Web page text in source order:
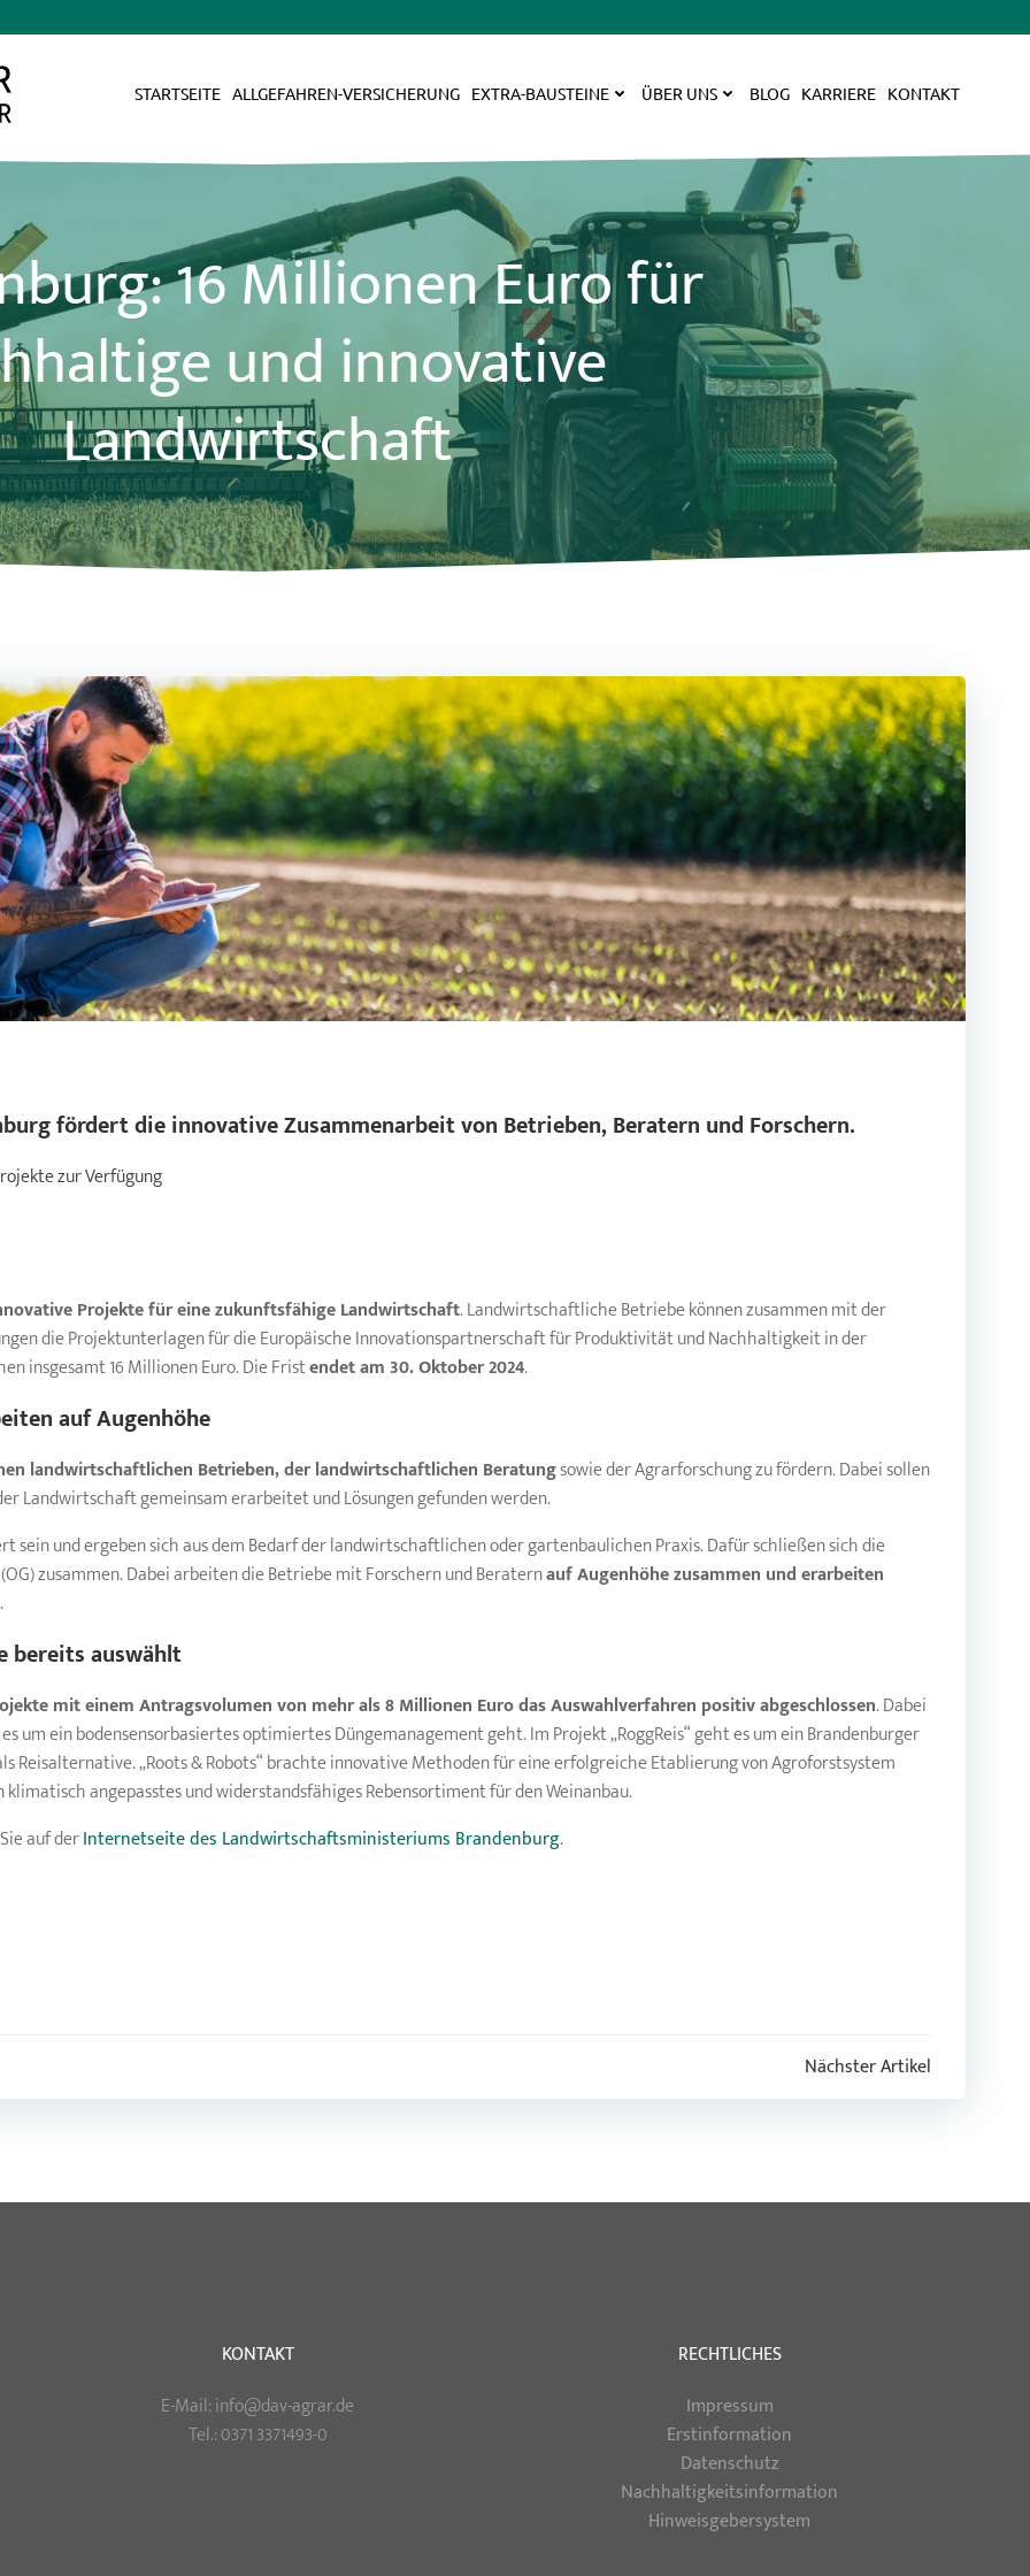
STARTSEITE ALLGEFAHREN-VERSICHERUNG EXTRA-BAUSTEINE ÜBER UNS BLOG KARRIERE KONTAKT
16 Millionen Euro für
und innovative
Landwirtschaft
fördert die innovative Zusammenarbeit von Betrieben, Beratern und Forschern.
zur Verfügung
Projektefür eine zukunftsfähige Landwirtschaft. Landwirtschaftliche Betriebe können zusammen mit der
die Projektunterlagen für die Europäische Innovationspartnerschaft für Produktivität und Nachhaltigkeit in der
insgesamt 16 Millionen Euro. Die Fristendet am 30. Oktober 2024.
auf Augenhöhe
landwirtschaftlichen Betrieben, der landwirtschaftlichen Beratungsowie der Agrarforschung zu fördern. Dabei sollen
Landwirtschaft gemeinsam erarbeitet und Lösungen gefunden werden.
sein und ergeben sich aus dem Bedarf der landwirtschaftlichen oder gartenbaulichen Praxis. Dafür schließen sich die
zusammen. Dabei arbeiten die Betriebe mit Forschern und Beraternauf Augenhöhe zusammen und erarbeiten
bereits auswählt
mit einem Antragsvolumen von mehr als 8 Millionen Euro das Auswahlverfahren positiv abgeschlossen. Dabei
um ein bodensensorbasiertes optimiertes Düngemanagement geht. Im Projekt „RoggReis“ geht es um ein Brandenburger
Reisalternative. „Roots & Robots“ brachte innovative Methoden für eine erfolgreiche Etablierung von Agroforstsystem
angepasstes und widerstandsfähiges Rebensortiment für den Weinanbau.
auf derInternetseite des Landwirtschaftsministeriums Brandenburg.
Post Nächster Artikel
KONTAKT
E-Mail: info@dav-agrar.de
Tel.: 0371 3371493-0
RECHTLICHES
Impressum
Erstinformation
Datenschutz
Nachhaltigkeitsinformation
Hinweisgebersystem